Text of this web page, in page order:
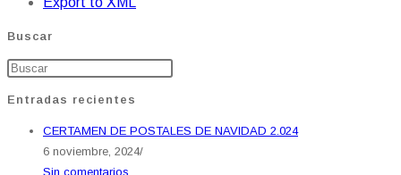
Buscar
Entradas recientes
CERTAMEN DE POSTALES DE NAVIDAD 2.024
6 noviembre, 2024/
Sin comentarios